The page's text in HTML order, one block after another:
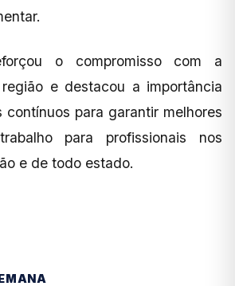
o compromisso com a
e destacou a importância
contínuos para garantir melhores
para profissionais nos
e de todo estado.